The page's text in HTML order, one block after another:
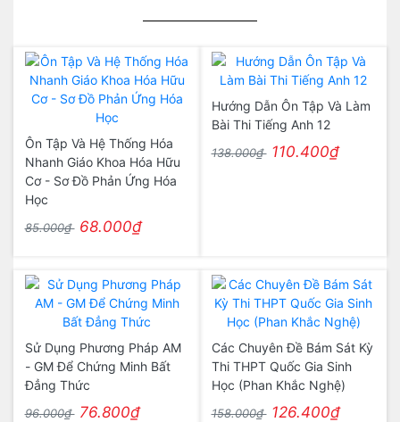
Ôn Tập Và Hệ Thống Hóa
Nhanh Giáo Khoa Hóa Hữu
Cơ - Sơ Đồ Phản Ứng Hóa
Học
85.000₫ 68.000₫
Hướng Dẫn Ôn Tập Và Làm
Bài Thi Tiếng Anh 12
138.000₫ 110.400₫
Sử Dụng Phương Pháp AM
- GM Để Chứng Minh Bất
Đẳng Thức
96.000₫ 76.800₫
Các Chuyên Đề Bám Sát Kỳ
Thi THPT Quốc Gia Sinh
Học (Phan Khắc Nghệ)
158.000₫ 126.400₫